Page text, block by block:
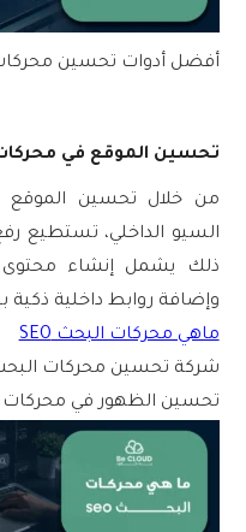
أفضل أدوات تحسين
تحسين الموقع في محركات
من خلال تحسين الموقع
السيو الداخلي، تستطيع
ذلك يشمل إنشاء محتوى
وإضافة روابط داخلية ذكية
ماهي محركات البحث SEO
شركة تحسين محركات
تحسين الظهور في محركات